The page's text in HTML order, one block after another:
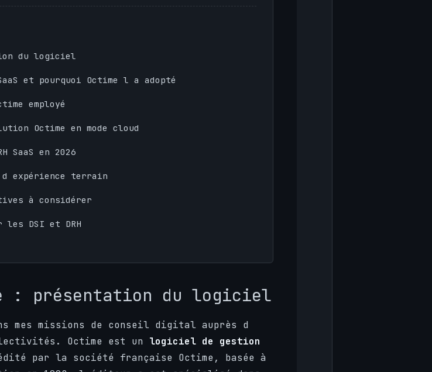
du logiciel
et pourquoi Octime l a adopté
employé
Octime en mode cloud
SaaS en 2026
expérience terrain
à considérer
les DSI et DRH
: présentation du logiciel
mes missions de conseil digital auprès d
Octime est un logiciel de gestion
par la société française Octime, basée à